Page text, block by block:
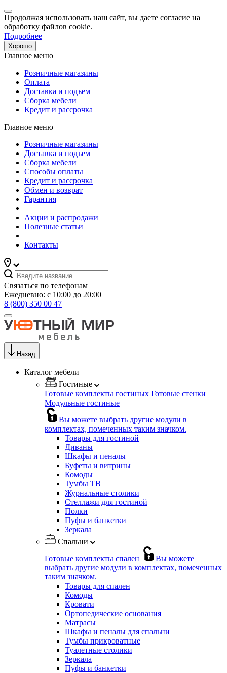
Продолжая использовать наш сайт, вы даете согласие на
обработку файлов cookie.
Подробнее
Хорошо
Главное меню
Розничные магазины
Оплата
Доставка и подъем
Сборка мебели
Кредит и рассрочка
Главное меню
Розничные магазины
Доставка и подъем
Сборка мебели
Способы оплаты
Кредит и рассрочка
Обмен и возврат
Гарантия
Акции и распродажи
Полезные статьи
Контакты
Связаться по телефонам
Ежедневно: с 10:00 до 20:00
8 (800) 350 00 47
Назад
Каталог мебели
Гостиные
Готовые комплекты гостиных Готовые стенки
Модульные гостиные
Вы можете выбрать другие модули в
комплектах, помеченных таким значком.
Товары для гостиной
Диваны
Шкафы и пеналы
Буфеты и витрины
Комоды
Тумбы ТВ
Журнальные столики
Стеллажи для гостиной
Полки
Пуфы и банкетки
Зеркала
Спальни
Готовые комплекты спален
Вы можете
выбрать другие модули в комплектах, помеченных
таким значком.
Товары для спален
Комоды
Кровати
Ортопедические основания
Матрасы
Шкафы и пеналы для спальни
Тумбы прикроватные
Туалетные столики
Зеркала
Пуфы и банкетки